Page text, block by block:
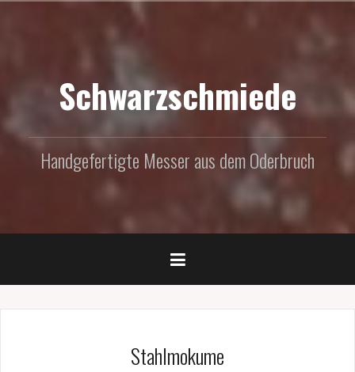
Schwarzschmiede
Handgefertigte Messer aus dem Oderbruch
Stahlmokume